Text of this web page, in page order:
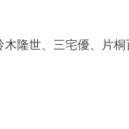
、三宅優、片桐